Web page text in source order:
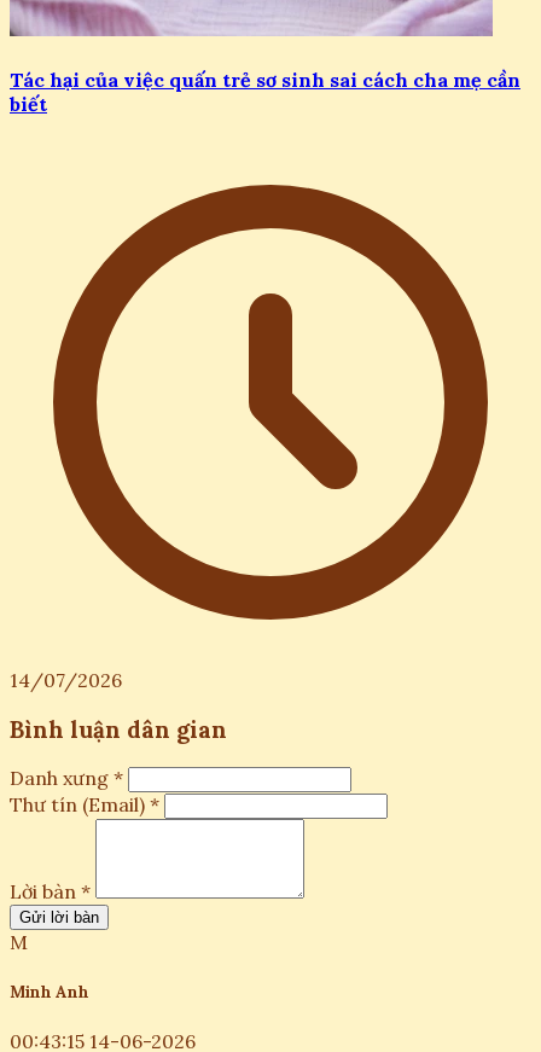
Tác hại của việc quấn trẻ sơ sinh sai cách cha mẹ cần
biết
14/07/2026
Bình luận dân gian
Danh xưng *
Thư tín (Email) *
Lời bàn *
Gửi lời bàn
M
Minh Anh
00:43:15 14-06-2026